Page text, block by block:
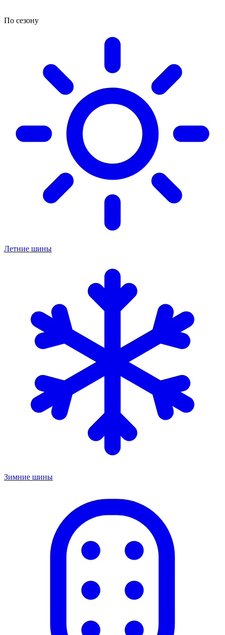
По сезону
Летние шины
Зимние шины